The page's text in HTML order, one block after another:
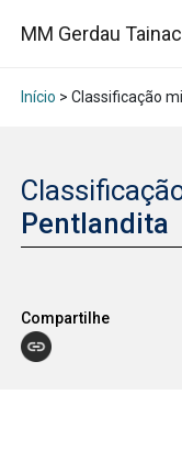
MM Gerdau
Início > Classificação
Pentlandita
Compartilhe